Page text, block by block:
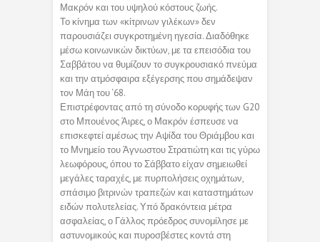
Μακρόν και του υψηλού κόστους ζωής.
Το κίνημα των «κίτρινων γιλέκων» δεν
παρουσιάζει συγκροτημένη ηγεσία. Διαδόθηκε
μέσω κοινωνικών δικτύων, με τα επεισόδια του
Σαββάτου να θυμίζουν το συγκρουσιακό πνεύμα
και την ατμόσφαιρα εξέγερσης που σημάδεψαν
τον Μάη του ‘68.
Επιστρέφοντας από τη σύνοδο κορυφής των G20
στο Μπουένος Άιρες, ο Μακρόν έσπευσε να
επισκεφτεί αμέσως την Αψίδα του Θριάμβου και
το Μνημείο του Άγνωστου Στρατιώτη και τις γύρω
λεωφόρους, όπου το Σάββατο είχαν σημειωθεί
μεγάλες ταραχές, με πυρπολήσεις οχημάτων,
σπάσιμο βιτρινών τραπεζών και καταστημάτων
ειδών πολυτελείας. Υπό δρακόντεια μέτρα
ασφαλείας, ο Γάλλος πρόεδρος συνομίλησε με
αστυνομικούς και πυροσβέστες κοντά στη